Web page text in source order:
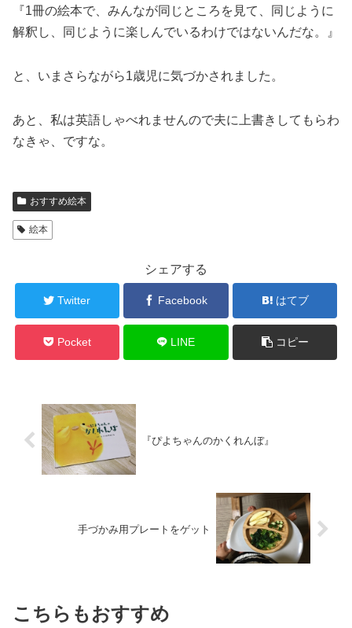
『1冊の絵本で、みんなが同じところを見て、同じように
解釈し、同じように楽しんでいるわけではないんだな。』
と、いまさらながら1歳児に気づかされました。
あと、私は英語しゃべれませんので夫に上書きしてもらわ
なきゃ、ですな。
おすすめ絵本
絵本
シェアする
Twitter Facebook はてブ
Pocket LINE コピー
『ぴよちゃんのかくれんぼ』
手づかみ用プレートをゲット
こちらもおすすめ